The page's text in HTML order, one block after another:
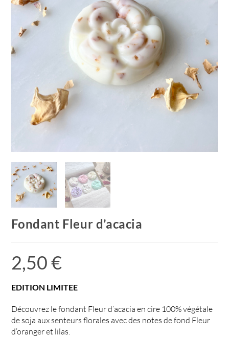
Fondant Fleur d’acacia
2,50€
EDITION LIMITEE
Découvrez le fondant Fleur d’acacia en cire 100% végétale
de soja aux senteurs florales avec des notes de fond Fleur
d’oranger et lilas.